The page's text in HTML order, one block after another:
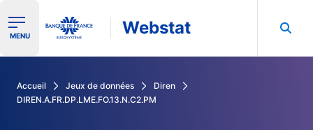
Ouvrir le menu de navigation
MENU Webstat
Accueil Jeux de données
Diren
DIREN.A.FR.DP.LME.FO.13.N.C2.PM